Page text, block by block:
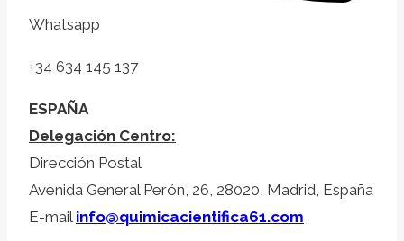
Whatsapp
+34 634 145 137
ESPAÑA
Delegación Centro:
Dirección Postal
Avenida General Perón, 26, 28020, Madrid, España
E-mail info@quimicacientifica61.com